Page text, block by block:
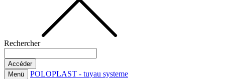
Rechercher
Menü POLOPLAST - tuyau systeme